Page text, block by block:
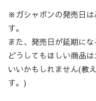
※ガシャポンの発売日
す。
また、発売日が延期にな
どうしてもほしい商品
いいかもしれません(教
す。)